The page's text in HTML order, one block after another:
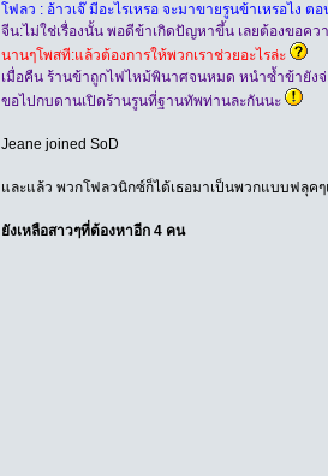
โฟลว : อ้าวเจ๊ มีอะไรเหรอ จะมาขายรูนข้าเหรอไง ต
จีน:ไม่ใช่เรื่องนั้น พอดีข้าเกิดปัญหาขึ้น เลยต้องขอคว
นานๆโพสที:แล้วต้องการให้พวกเราช่วยอะไรล่ะ
เมื่อคืน ร้านข้าถูกไฟไหม้พินาศจนหมด หนำซ้ำข้ายัง
ขอไปกบดานเปิดร้านรูนที่ฐานทัพท่านละกันนะ
Jeane joined SoD
และแล้ว พวกโฟลวนิกซ์ก็ได้เธอมาเป็นพวกแบบฟลุค
ยังเหลือสาวๆที่ต้องหาอีก 4 คน